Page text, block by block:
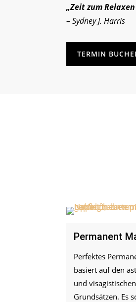
„Zeit zum
– Sydney J. Harris
TERMIN
Permanent
Perfektes
basiert auf den
und visagistischen
Grundsätzen. Es